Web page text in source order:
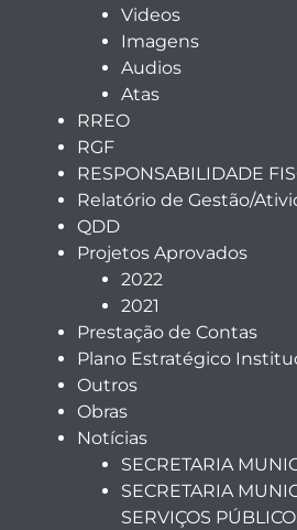
Videos
Imagens
Audios
Atas
RREO
RGF
RESPONSABILIDADE
Relatório de Gestão/
QDD
Projetos Aprovados
2022
2021
Prestação de Contas
Plano Estratégico
Outros
Obras
Notícias
SECRETARIA
SECRETARIA
SERVIÇOS